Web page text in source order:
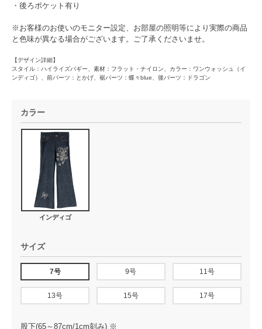
・後ろポケット有り
※お客様のお使いのモニター設定、お部屋の照明等により実際の商品
と色味が異なる場合がございます。ご了承くださいませ。
【デザイン詳細】
スタイル：ハイライズバギー、素材：フラット・ナイロン、カラー：ワンウォッシュ（イ
ンディゴ）、前パーツ：とかげ、裾パーツ：蝶々blue、後パーツ：ドラゴン
カラー
インディゴ
サイズ
7号 9号 11号
13号 15号 17号
股下(65～87cm/1cm刻み) ※